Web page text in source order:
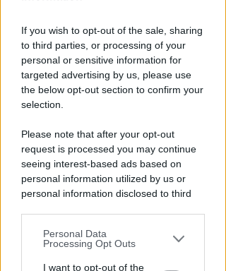
If you wish to opt-out of the sale, sharing
to third parties, or processing of your
personal or sensitive information for
targeted advertising by us, please use
the below opt-out section to confirm your
selection.
Please note that after your opt-out
request is processed you may continue
seeing interest-based ads based on
personal information utilized by us or
personal information disclosed to third
You may separately opt-out of the further
disclosure of your personal information
by third parties on the IAB’s list of
Personal Data
Processing Opt Outs
I want to opt-out of the
Papa Leone XIV a Rimini: iniziati
i lavori di allestimento a
piazzale Boscovich
di Redazione
GESTIONE DIRETTA DEL COMUNE
Riapre il parcheggio del Grand